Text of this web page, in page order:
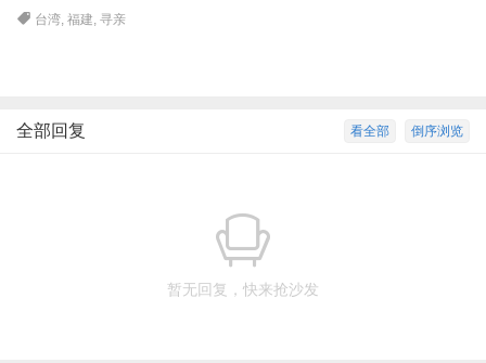
台湾,福建,寻亲
倒序浏览
看全部
全部回复
暂无回复，快来抢沙发